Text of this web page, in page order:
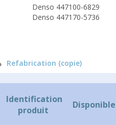
Denso 447100-6829
Denso 447170-5736
Refabrication (copie)
Identification
produit
Disponible